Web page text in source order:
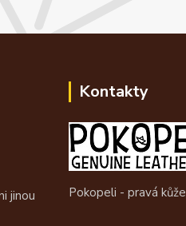
jinou
Kontakty
Pokopeli - pravá kůže